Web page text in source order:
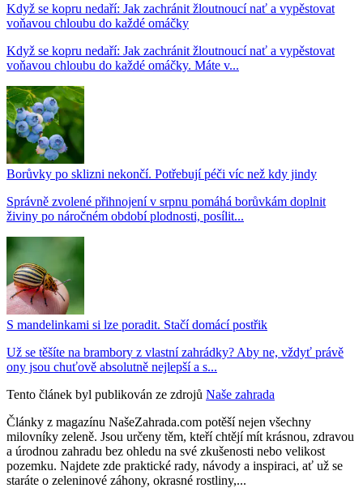
Když se kopru nedaří: Jak zachránit žloutnoucí nať a vypěstovat
voňavou chloubu do každé omáčky
Když se kopru nedaří: Jak zachránit žloutnoucí nať a vypěstovat
voňavou chloubu do každé omáčky. Máte v...
Borůvky po sklizni nekončí. Potřebují péči víc než kdy jindy
Správně zvolené přihnojení v srpnu pomáhá borůvkám doplnit
živiny po náročném období plodnosti, posílit...
S mandelinkami si lze poradit. Stačí domácí postřik
Už se těšíte na brambory z vlastní zahrádky? Aby ne, vždyť právě
ony jsou chuťově absolutně nejlepší a s...
Tento článek byl publikován ze zdrojů Naše zahrada
Články z magazínu NašeZahrada.com potěší nejen všechny
milovníky zeleně. Jsou určeny těm, kteří chtějí mít krásnou, zdravou
a úrodnou zahradu bez ohledu na své zkušenosti nebo velikost
pozemku. Najdete zde praktické rady, návody a inspiraci, ať už se
staráte o zeleninové záhony, okrasné rostliny,...